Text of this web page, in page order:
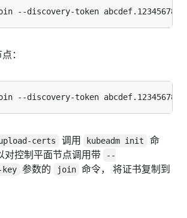
：
certs 调用 kubeadm init
命
对控制平面节点调用带
--
参数的 join 命令， 将证书复制到